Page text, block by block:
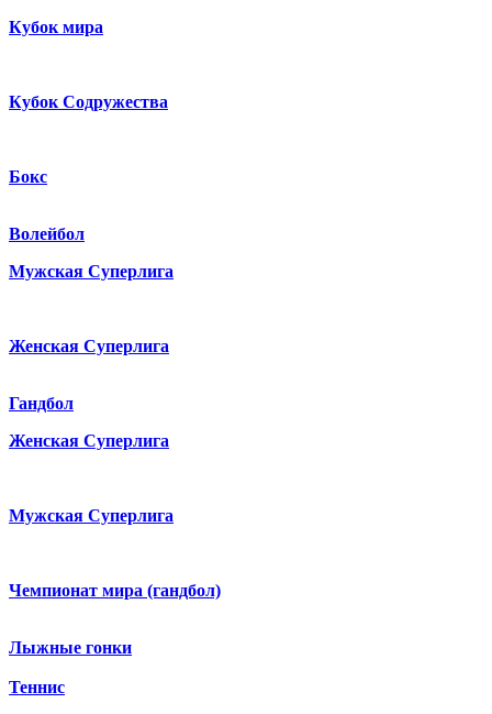
Кубок мира
Кубок Содружества
Бокс
Волейбол
Мужская Суперлига
Женская Суперлига
Гандбол
Женская Суперлига
Мужская Суперлига
Чемпионат мира (гандбол)
Лыжные гонки
Теннис